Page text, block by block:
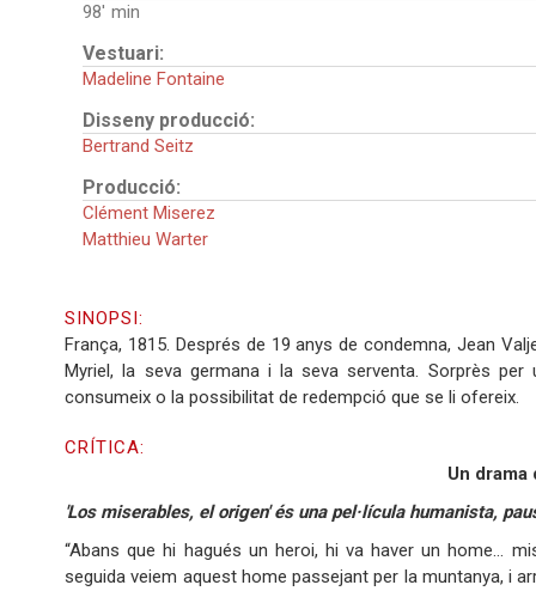
98'
Vestuari:
Madeline Fontaine
Disseny producció:
Bertrand Seitz
Producció:
Clément Miserez
Matthieu Warter
SINOPSI:
França, 1815. Després de 19 anys de condemna, Jean
Myriel, la seva germana i la seva serventa. Sorprès
consumeix o la possibilitat de redempció que se li ofereix.
CRÍTICA:
Un
'Los miserables, el origen' és una pel·lícula humanista,
“Abans que hi hagués un heroi, hi va haver un home…
seguida veiem aquest home passejant per la muntanya, i